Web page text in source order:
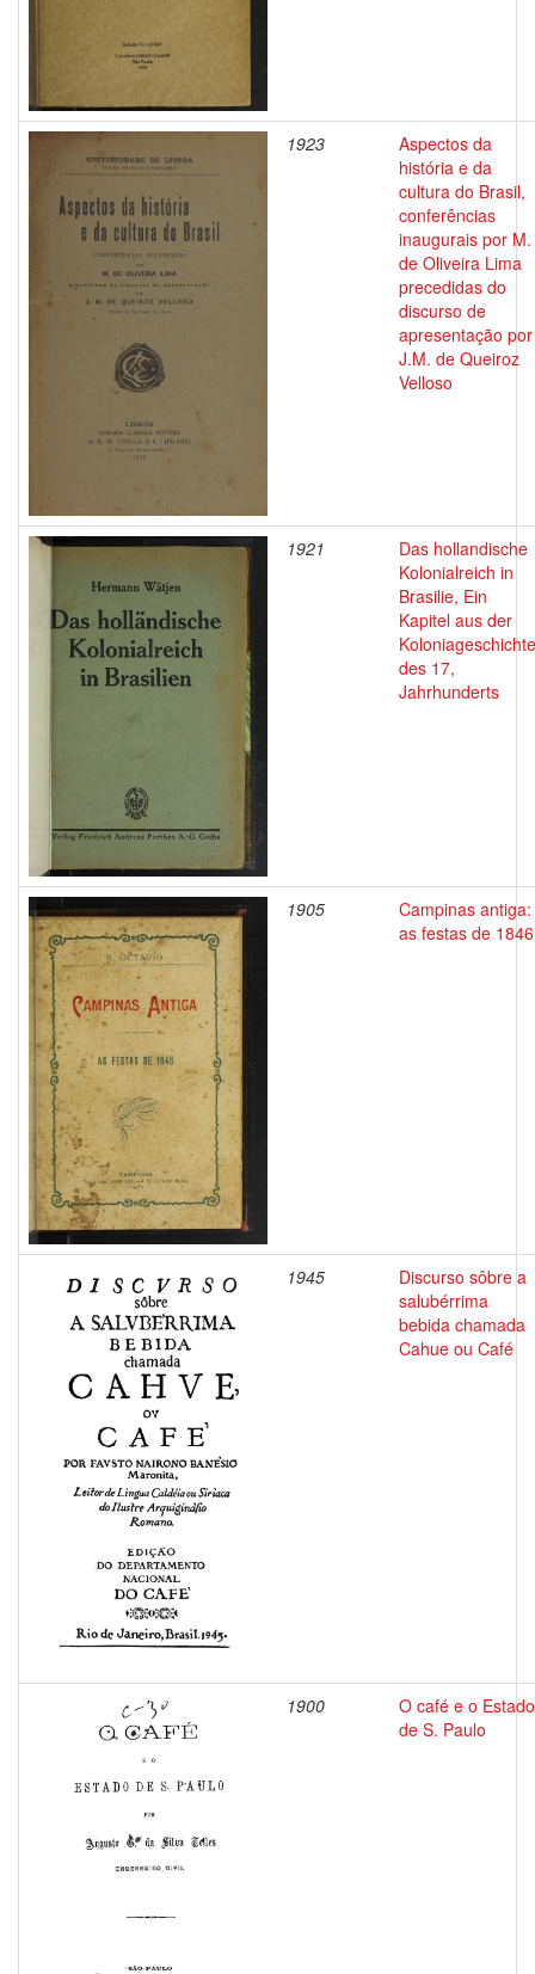
1923
Aspectos da
história e da
cultura do Brasil,
conferências
inaugurais por M.
de Oliveira Lima
precedidas do
discurso de
apresentação por
J.M. de Queiroz
Velloso
1921
Das hollandische
Kolonialreich in
Brasilie, Ein
Kapitel aus der
Koloniageschichte
des 17,
Jahrhunderts
1905
Campinas antiga:
as festas de 1846
1945
Discurso sôbre a
salubérrima
bebida chamada
Cahue ou Café
1900
O café e o Estado
de S. Paulo